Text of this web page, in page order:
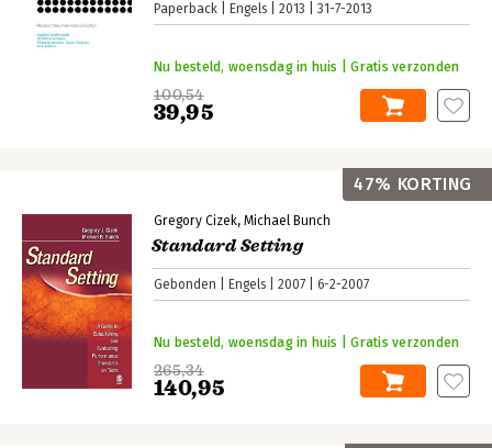
Paperback Engels 2013 31-7-2013
100,54
39,95
Nu besteld, woensdag in huis | Gratis verzonden
Gregory Cizek Michael Bunch
Standard Setting
Gebonden Engels 2007 6-2-2007
265,34
140,95
Nu besteld, woensdag in huis | Gratis verzonden
47% KORTING